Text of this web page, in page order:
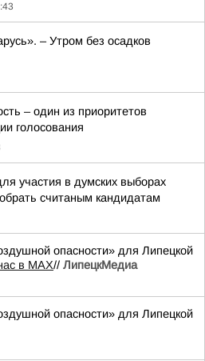
– Утром без осадков
– один из приоритетов
голосования
участия в думских выборах
считаным кандидатам
опасности» для Липецкой
в МАХ// ЛипецкМедиа
опасности» для Липецкой